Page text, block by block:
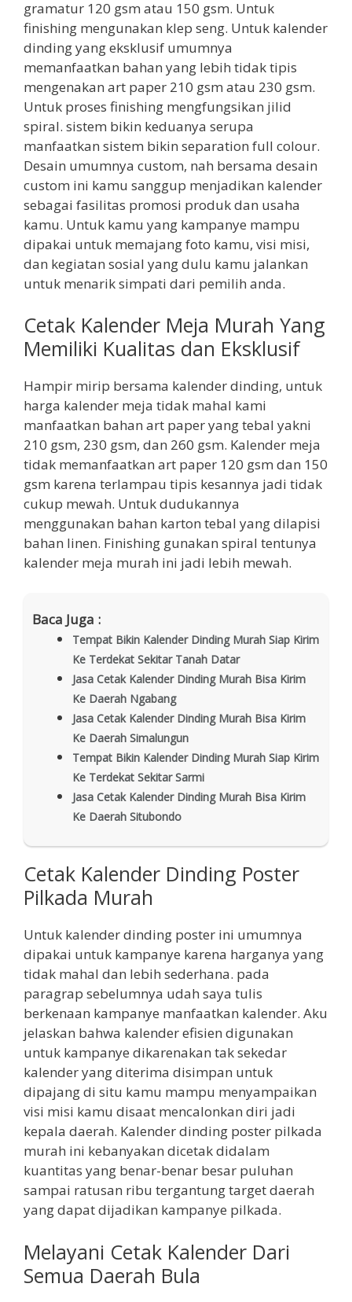
gramatur 120 gsm atau 150 gsm. Untuk
finishing mengunakan klep seng. Untuk kalender
dinding yang eksklusif umumnya
memanfaatkan bahan yang lebih tidak tipis
mengenakan art paper 210 gsm atau 230 gsm.
Untuk proses finishing mengfungsikan jilid
spiral. sistem bikin keduanya serupa
manfaatkan sistem bikin separation full colour.
Desain umumnya custom, nah bersama desain
custom ini kamu sanggup menjadikan kalender
sebagai fasilitas promosi produk dan usaha
kamu. Untuk kamu yang kampanye mampu
dipakai untuk memajang foto kamu, visi misi,
dan kegiatan sosial yang dulu kamu jalankan
untuk menarik simpati dari pemilih anda.
Cetak Kalender Meja Murah Yang
Memiliki Kualitas dan Eksklusif
Hampir mirip bersama kalender dinding, untuk
harga kalender meja tidak mahal kami
manfaatkan bahan art paper yang tebal yakni
210 gsm, 230 gsm, dan 260 gsm. Kalender meja
tidak memanfaatkan art paper 120 gsm dan 150
gsm karena terlampau tipis kesannya jadi tidak
cukup mewah. Untuk dudukannya
menggunakan bahan karton tebal yang dilapisi
bahan linen. Finishing gunakan spiral tentunya
kalender meja murah ini jadi lebih mewah.
Baca Juga :
Tempat Bikin Kalender Dinding Murah Siap Kirim
Ke Terdekat Sekitar Tanah Datar
Jasa Cetak Kalender Dinding Murah Bisa Kirim
Ke Daerah Ngabang
Jasa Cetak Kalender Dinding Murah Bisa Kirim
Ke Daerah Simalungun
Tempat Bikin Kalender Dinding Murah Siap Kirim
Ke Terdekat Sekitar Sarmi
Jasa Cetak Kalender Dinding Murah Bisa Kirim
Ke Daerah Situbondo
Cetak Kalender Dinding Poster
Pilkada Murah
Untuk kalender dinding poster ini umumnya
dipakai untuk kampanye karena harganya yang
tidak mahal dan lebih sederhana. pada
paragrap sebelumnya udah saya tulis
berkenaan kampanye manfaatkan kalender. Aku
jelaskan bahwa kalender efisien digunakan
untuk kampanye dikarenakan tak sekedar
kalender yang diterima disimpan untuk
dipajang di situ kamu mampu menyampaikan
visi misi kamu disaat mencalonkan diri jadi
kepala daerah. Kalender dinding poster pilkada
murah ini kebanyakan dicetak didalam
kuantitas yang benar-benar besar puluhan
sampai ratusan ribu tergantung target daerah
yang dapat dijadikan kampanye pilkada.
Melayani Cetak Kalender Dari
Semua Daerah Bula